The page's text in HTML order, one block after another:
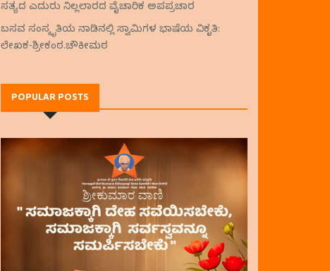
ಸತ್ಯದ ಎದುರು ನಿಲ್ಲಲಾರದ ವೈಚಾರಿಕ ಅಪಪ್ರಚಾರ
ಬಸವ ಸಂಸ್ಕೃತಿಯ ನಾಡಿನಲ್ಲಿ ಸ್ವಾಮಿಗಳ ಭಾಷೆಯ ವಿಕೃತಿ:
ಲೇಖಕ-ಶ್ರೀಕಂಠ.ಚೌಕೀಮಠ
POPULAR POSTS